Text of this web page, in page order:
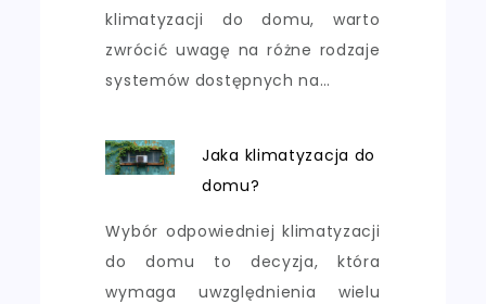
klimatyzacji do domu, warto
zwrócić uwagę na różne rodzaje
systemów dostępnych na…
Jaka klimatyzacja do
domu?
Wybór odpowiedniej klimatyzacji
do domu to decyzja, która
wymaga uwzględnienia wielu